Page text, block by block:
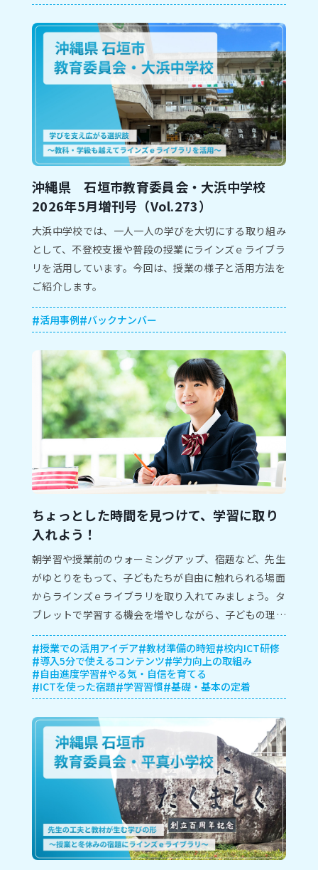
沖縄県 石垣市教育委員会・大浜中学校
2026年5月増刊号（Vol.273）
大浜中学校では、一人一人の学びを大切にする取り組み
として、不登校支援や普段の授業にラインズｅライブラ
リを活用しています。今回は、授業の様子と活用方法を
ご紹介します。
活用事例 バックナンバー
ちょっとした時間を見つけて、学習に取り
入れよう！
朝学習や授業前のウォーミングアップ、宿題など、先生
がゆとりをもって、子どもたちが自由に触れられる場面
からラインズｅライブラリを取り入れてみましょう。タ
ブレットで学習する機会を増やしながら、子どもの理解
度に合わせて知識を定着させる活用例を紹介します。
授業での活用アイデア 教材準備の時短 校内ICT研修
導入5分で使えるコンテンツ 学力向上の取組み
自由進度学習
やる気・自信を育てる
ICTを使った宿題 学習習慣 基礎・基本の定着